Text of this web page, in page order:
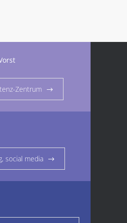
Zentrum
social media